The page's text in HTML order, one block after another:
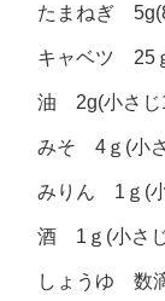
たまねぎ
キャベツ 25
油 2g(小さじ
みそ 4ｇ(小
みりん 1ｇ(
酒 1ｇ(小さ
しょうゆ 数